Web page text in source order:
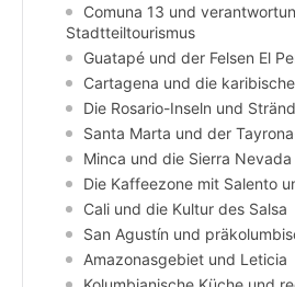
Comuna 13 und
Stadtteiltourismus
Guatapé und der Felsen El
Cartagena und die
Die Rosario-Inseln und
Santa Marta und der
Minca und die Sierra
Die Kaffeezone mit Salento
Cali und die Kultur des Salsa
San Agustín und
Amazonasgebiet und Leticia